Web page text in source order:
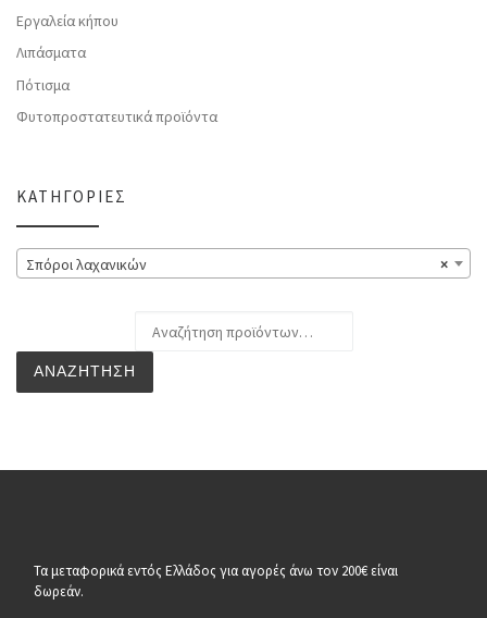
Εργαλεία κήπου
Λιπάσματα
Πότισμα
Φυτοπροστατευτικά προϊόντα
ΚΑΤΗΓΟΡΊΕΣ
×
Σπόροι λαχανικών
ΑΝΑΖΉΤΗΣΗ
Τα μεταφορικά εντός Ελλάδος για αγορές άνω τον 200€ είναι
δωρεάν.